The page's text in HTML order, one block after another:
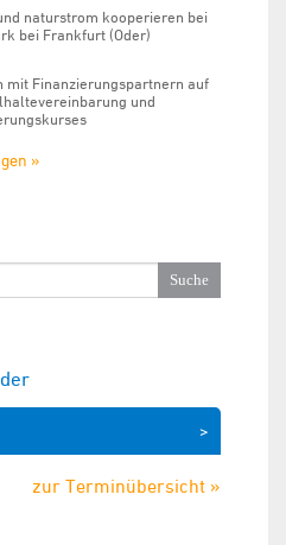
naturstrom kooperieren bei
bei Frankfurt (Oder)
mit Finanzierungspartnern auf
und
»
>
zur Terminübersicht »